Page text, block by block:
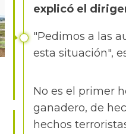
explicó el
"Pedimos a las
esta situación",
No es el primer
ganadero, de
hechos